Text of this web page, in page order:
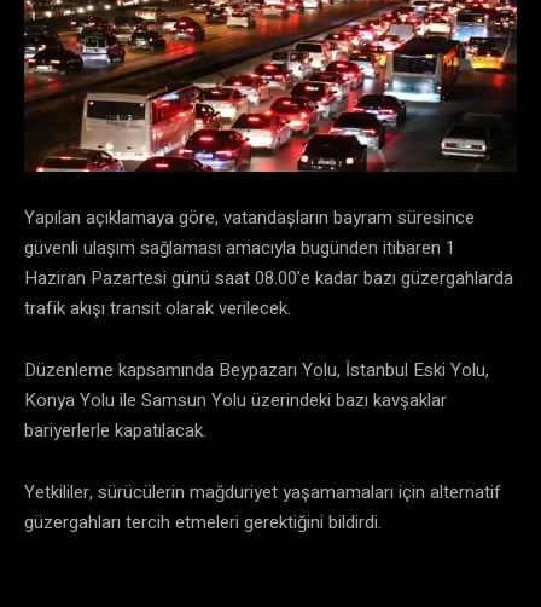
Yapılan açıklamaya göre, vatandaşların bayram süresince
güvenli ulaşım sağlaması amacıyla bugünden itibaren 1
Haziran Pazartesi günü saat 08.00’e kadar bazı güzergahlarda
trafik akışı transit olarak verilecek.
Düzenleme kapsamında Beypazarı Yolu, İstanbul Eski Yolu,
Konya Yolu ile Samsun Yolu üzerindeki bazı kavşaklar
bariyerlerle kapatılacak.
Yetkililer, sürücülerin mağduriyet yaşamamaları için alternatif
güzergahları tercih etmeleri gerektiğini bildirdi.